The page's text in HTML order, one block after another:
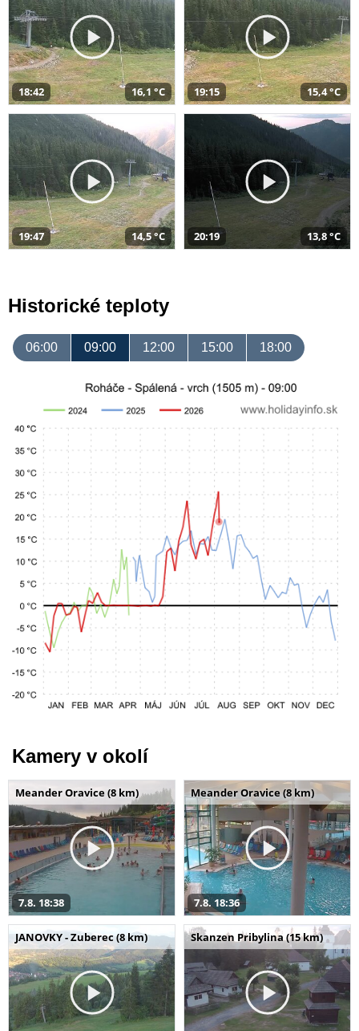
18:42 16,1 °C 19:15 15,4 °C
19:47 14,5 °C 20:19 13,8 °C
Historické teploty
06:00 09:00 12:00 15:00 18:00
Kamery v okolí
Meander Oravice (8 km)
7.8. 18:38
Meander Oravice (8 km)
7.8. 18:36
JANOVKY - Zuberec (8 km) Skanzen Pribylina (15 km)